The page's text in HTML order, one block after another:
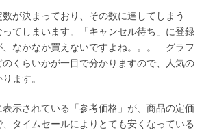
が決まっており、その数に達してしまう
てしまいます。「キャンセル待ち」に登録
、なかなか買えないですよね。。。 グラフ
くらいかが一目で分かりますので、人気の
ます。
示されている「参考価格」が、商品の定価
タイムセールによりとても安くなっている